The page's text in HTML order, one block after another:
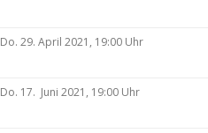
Do. 29. April 2021, 19:00 Uhr
Do. 17. Juni 2021, 19:00 Uhr